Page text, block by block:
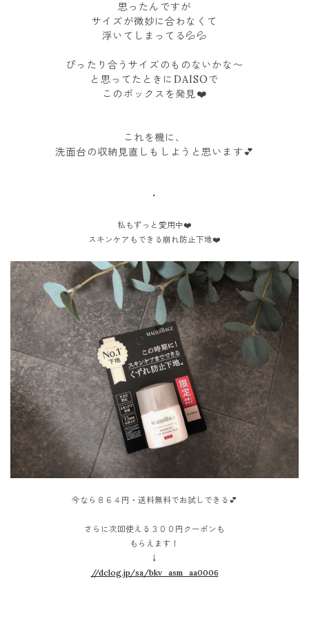
思ったんですが
サイズが微妙に合わなくて
浮いてしまってる💦💦
ぴったり合うサイズのものないかな〜
と思ってたときにDAISOで
このボックスを発見❤️
これを機に、
洗面台の収納見直しもしようと思います💕
・
私もずっと愛用中❤️
スキンケアもできる崩れ防止下地❤️
今なら８６４円・送料無料でお試しできる💕
さらに次回使える３００円クーポンも
もらえます！
↓
//dclog.jp/sa/bkv_asm_aa0006